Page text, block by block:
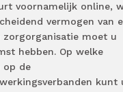
voornamelijk online,
vermogen van
zorgorganisatie moet u
hebben. Op welke
op de
kunt